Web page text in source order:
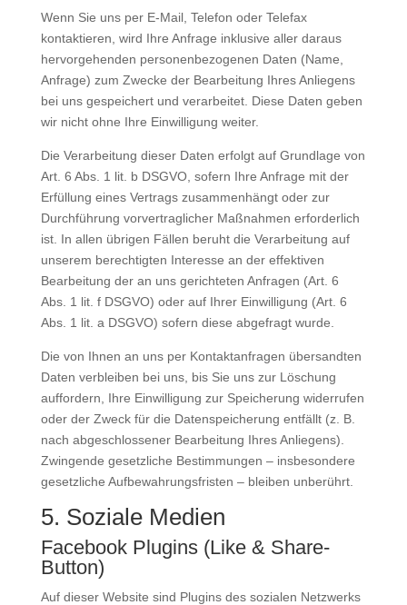
Wenn Sie uns per E-Mail, Telefon oder Telefax
kontaktieren, wird Ihre Anfrage inklusive aller daraus
hervorgehenden personenbezogenen Daten (Name,
Anfrage) zum Zwecke der Bearbeitung Ihres Anliegens
bei uns gespeichert und verarbeitet. Diese Daten geben
wir nicht ohne Ihre Einwilligung weiter.
Die Verarbeitung dieser Daten erfolgt auf Grundlage von
Art. 6 Abs. 1 lit. b DSGVO, sofern Ihre Anfrage mit der
Erfüllung eines Vertrags zusammenhängt oder zur
Durchführung vorvertraglicher Maßnahmen erforderlich
ist. In allen übrigen Fällen beruht die Verarbeitung auf
unserem berechtigten Interesse an der effektiven
Bearbeitung der an uns gerichteten Anfragen (Art. 6
Abs. 1 lit. f DSGVO) oder auf Ihrer Einwilligung (Art. 6
Abs. 1 lit. a DSGVO) sofern diese abgefragt wurde.
Die von Ihnen an uns per Kontaktanfragen übersandten
Daten verbleiben bei uns, bis Sie uns zur Löschung
auffordern, Ihre Einwilligung zur Speicherung widerrufen
oder der Zweck für die Datenspeicherung entfällt (z. B.
nach abgeschlossener Bearbeitung Ihres Anliegens).
Zwingende gesetzliche Bestimmungen – insbesondere
gesetzliche Aufbewahrungsfristen – bleiben unberührt.
5. Soziale Medien
Facebook Plugins (Like & Share-
Button)
Auf dieser Website sind Plugins des sozialen Netzwerks